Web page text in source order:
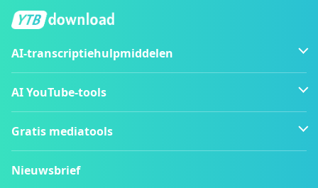
AI-transcriptiehulpmiddelen
AI YouTube-tools
Gratis mediatools
Nieuwsbrief